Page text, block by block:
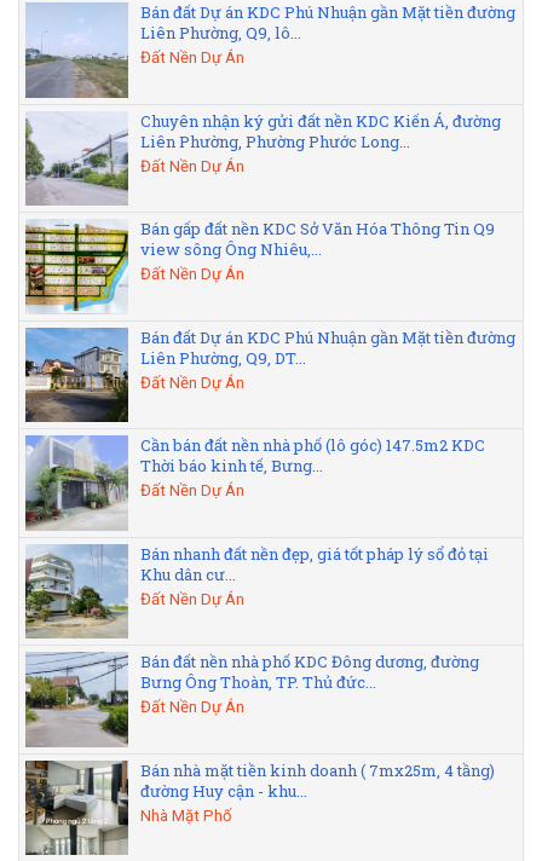
Bán đất Dự án KDC Phú Nhuận gần Mặt tiền đường
Liên Phường, Q9, lô...
Đất Nền Dự Án
Chuyên nhận ký gửi đất nền KDC Kiến Á, đường
Liên Phường, Phường Phước Long...
Đất Nền Dự Án
Bán gấp đất nền KDC Sở Văn Hóa Thông Tin Q9
view sông Ông Nhiêu,...
Đất Nền Dự Án
Bán đất Dự án KDC Phú Nhuận gần Mặt tiền đường
Liên Phường, Q9, DT...
Đất Nền Dự Án
Cần bán đất nền nhà phố (lô góc) 147.5m2 KDC
Thời báo kinh tế, Bưng...
Đất Nền Dự Án
Bán nhanh đất nền đẹp, giá tốt pháp lý sổ đỏ tại
Khu dân cư...
Đất Nền Dự Án
Bán đất nền nhà phố KDC Đông dương, đường
Bưng Ông Thoàn, TP. Thủ đức...
Đất Nền Dự Án
Bán nhà mặt tiền kinh doanh ( 7mx25m, 4 tầng)
đường Huy cận - khu...
Nhà Mặt Phố